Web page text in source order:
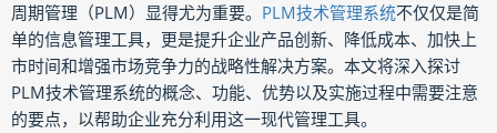
周期管理（PLM）显得尤为重要。 PLM技术管理系统不仅仅是简
单的信息管理工具，更是提升企业产品创新、降低成本、加快上
市时间和增强市场竞争力的战略性解决方案。本文将深入探讨
PLM技术管理系统的概念、功能、优势以及实施过程中需要注意
的要点，以帮助企业充分利用这一现代管理工具。